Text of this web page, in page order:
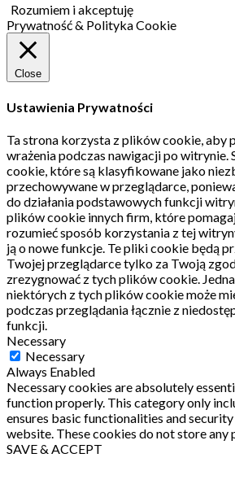
Rozumiem i akceptuję
Prywatność & Polityka Cookie
Close
Ustawienia Prywatności
Ta strona korzysta z plików cookie, aby
wrażenia podczas nawigacji po witrynie.
cookie, które są klasyfikowane jako
przechowywane w przeglądarce,
do działania podstawowych funkcji
plików cookie innych firm, które
rozumieć sposób korzystania z tej
ją o nowe funkcje. Te pliki cookie będą
Twojej przeglądarce tylko za Twoją
zrezygnować z tych plików cookie.
niektórych z tych plików cookie może
podczas przeglądania łącznie z
funkcji.
Necessary
Necessary
Always Enabled
Necessary cookies are absolutely
function properly. This category only
ensures basic functionalities and
website. These cookies do not store any
SAVE & ACCEPT